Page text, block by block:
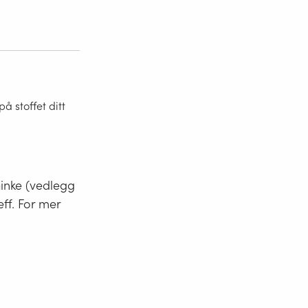
stoffet ditt
(vedlegg
For mer